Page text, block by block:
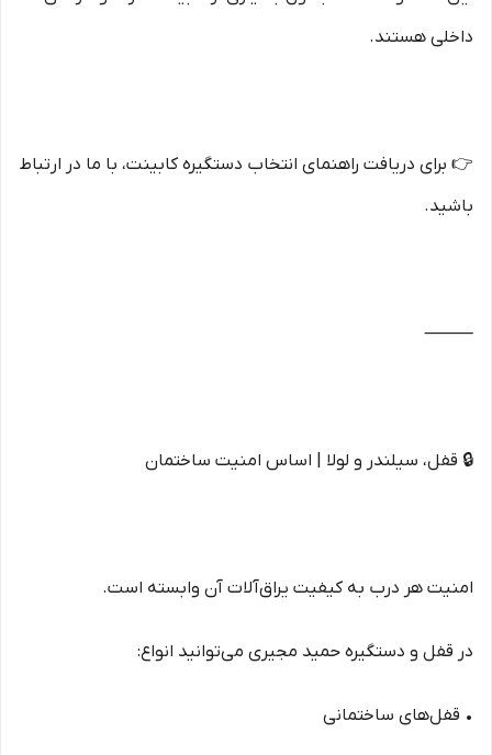
داخلی هستند.
👉 برای دریافت راهنمای انتخاب دستگیره کابینت، با ما در ارتباط
باشید.
⸻
🔒 قفل، سیلندر و لولا | اساس امنیت ساختمان
امنیت هر درب به کیفیت یراق‌آلات آن وابسته است.
در قفل و دستگیره حمید مجیری می‌توانید انواع:
• قفل‌های ساختمانی